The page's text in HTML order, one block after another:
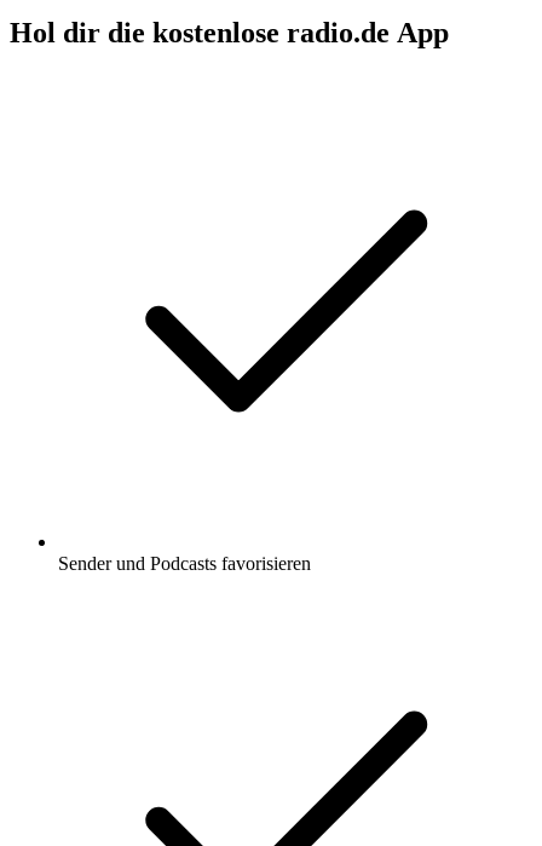
Hol dir die kostenlose radio.de App
Sender und Podcasts favorisieren